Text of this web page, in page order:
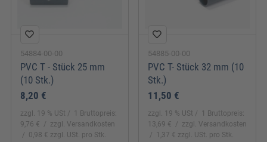
54884-00-00
PVC T - Stück 25 mm
(10 Stk.)
8,20 €
zzgl. 19 % USt
1 Bruttopreis:
9,76 €
zzgl. Versandkosten
0,98 € zzgl. USt. pro Stk.
54885-00-00
PVC T- Stück 32 mm (10
Stk.)
11,50 €
zzgl. 19 % USt
1 Bruttopreis:
13,69 €
zzgl. Versandkosten
1,37 € zzgl. USt. pro Stk.